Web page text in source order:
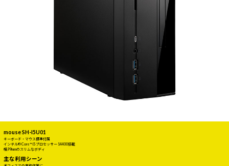
mouse SH-I5U01
キーボード・マウス標準付属
インテル® Core™ i5 プロセッサー 14400搭載
幅99mmのスリムなボディ
主な利用シーン